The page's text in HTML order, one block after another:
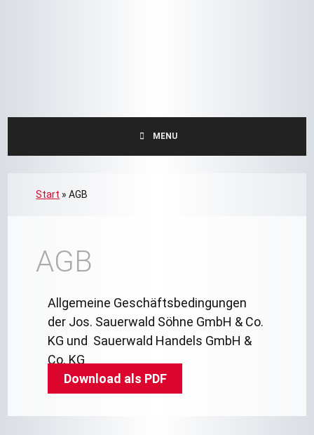
MENU
Start »AGB
AGB
Allgemeine Geschäftsbedingungen
der Jos. Sauerwald Söhne GmbH & Co.
KG und Sauerwald Handels GmbH &
Co. KG
Download als PDF